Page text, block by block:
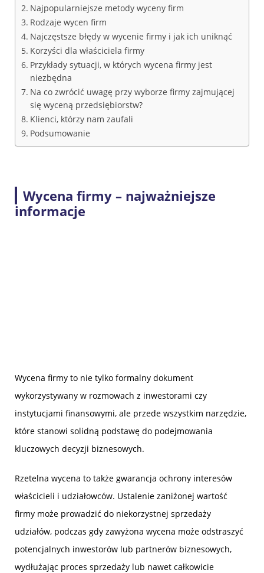
Najpopularniejsze metody wyceny firm
Rodzaje wycen firm
Najczęstsze błędy w wycenie firmy i jak ich uniknąć
Korzyści dla właściciela firmy
Przykłady sytuacji, w których wycena firmy jest
niezbędna
Na co zwrócić uwagę przy wyborze firmy zajmującej
się wyceną przedsiębiorstw?
Klienci, którzy nam zaufali
Podsumowanie
Wycena firmy – najważniejsze
informacje
Wycena firmy to nie tylko formalny dokument
wykorzystywany w rozmowach z inwestorami czy
instytucjami finansowymi, ale przede wszystkim narzędzie,
które stanowi solidną podstawę do podejmowania
kluczowych decyzji biznesowych.
Rzetelna wycena to także gwarancja ochrony interesów
właścicieli i udziałowców. Ustalenie zaniżonej wartość
firmy może prowadzić do niekorzystnej sprzedaży
udziałów, podczas gdy zawyżona wycena może odstraszyć
potencjalnych inwestorów lub partnerów biznesowych,
wydłużając proces sprzedaży lub nawet całkowicie